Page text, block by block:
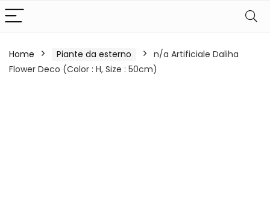
Home Piante da esterno
n/a Artificiale Daliha
Flower Deco (Color : H, Size : 50cm)